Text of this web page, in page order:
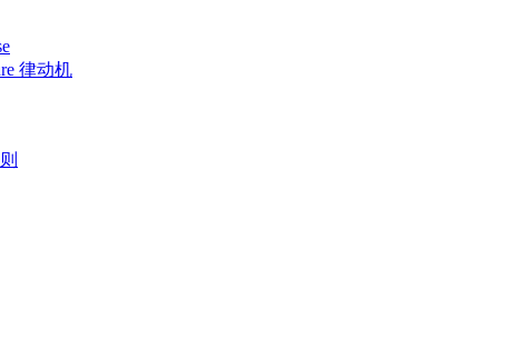
律动机